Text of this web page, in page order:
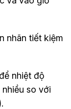
nhãn tiết kiệm
nhiệt độ
so với